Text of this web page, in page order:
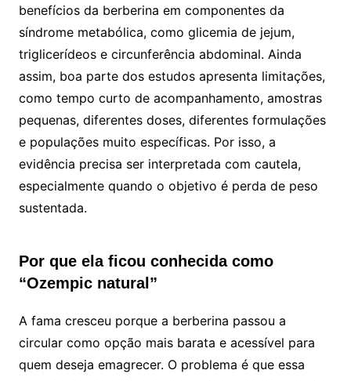
benefícios da berberina em componentes da
síndrome metabólica, como glicemia de jejum,
triglicerídeos e circunferência abdominal. Ainda
assim, boa parte dos estudos apresenta limitações,
como tempo curto de acompanhamento, amostras
pequenas, diferentes doses, diferentes formulações
e populações muito específicas. Por isso, a
evidência precisa ser interpretada com cautela,
especialmente quando o objetivo é perda de peso
sustentada.
Por que ela ficou conhecida como
“Ozempic natural”
A fama cresceu porque a berberina passou a
circular como opção mais barata e acessível para
quem deseja emagrecer. O problema é que essa